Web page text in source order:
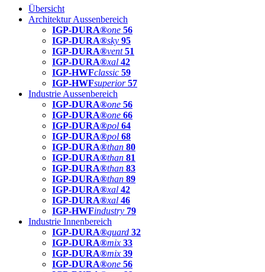
Übersicht
Architektur Aussenbereich
IGP-DURA®one 56
IGP-DURA®sky 95
IGP-DURA®vent 51
IGP-DURA®xal 42
IGP-HWFclassic 59
IGP-HWFsuperior 57
Industrie Aussenbereich
IGP-DURA®one 56
IGP-DURA®one 66
IGP-DURA®pol 64
IGP-DURA®pol 68
IGP-DURA®than 80
IGP-DURA®than 81
IGP-DURA®than 83
IGP-DURA®than 89
IGP-DURA®xal 42
IGP-DURA®xal 46
IGP-HWFindustry 79
Industrie Innenbereich
IGP-DURA®guard 32
IGP-DURA®mix 33
IGP-DURA®mix 39
IGP-DURA®one 56